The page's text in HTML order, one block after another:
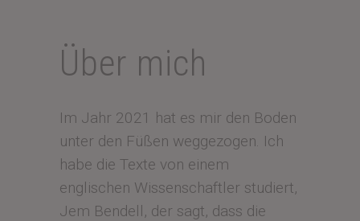
Über mich
Im Jahr 2021 hat es mir den Boden
unter den Füßen weggezogen. Ich
habe die Texte von einem
englischen Wissenschaftler studiert,
Jem Bendell, der sagt, dass die